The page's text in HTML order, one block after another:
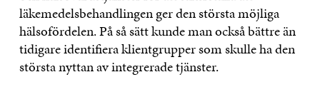
läkemedelsbehandlingen ger den största möjliga
hälsofördelen. På så sätt kunde man också bättre än
tidigare identifiera klientgrupper som skulle ha den
största nyttan av integrerade tjänster.